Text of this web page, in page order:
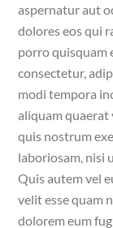
aspernatur aut
dolores eos qui
porro quisquam
consectetur,
modi tempora
aliquam quaerat
quis nostrum
laboriosam, nisi
Quis autem vel
velit esse quam
dolorem eum